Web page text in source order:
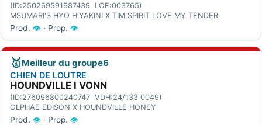
(ID:250269591987439 LOF:003765)
MSUMARI'S HYO H'YAKINI X TIM SPIRIT LOVE MY TENDER
Prod. 👁 · Prop. 👁
🥇Meilleur du groupe6
CHIEN DE LOUTRE
HOUNDVILLE I VONN
(ID:276096800240747 VDH:24/133 0049)
OLPHAE EDISON X HOUNDVILLE HONEY
Prod. 👁 · Prop. 👁